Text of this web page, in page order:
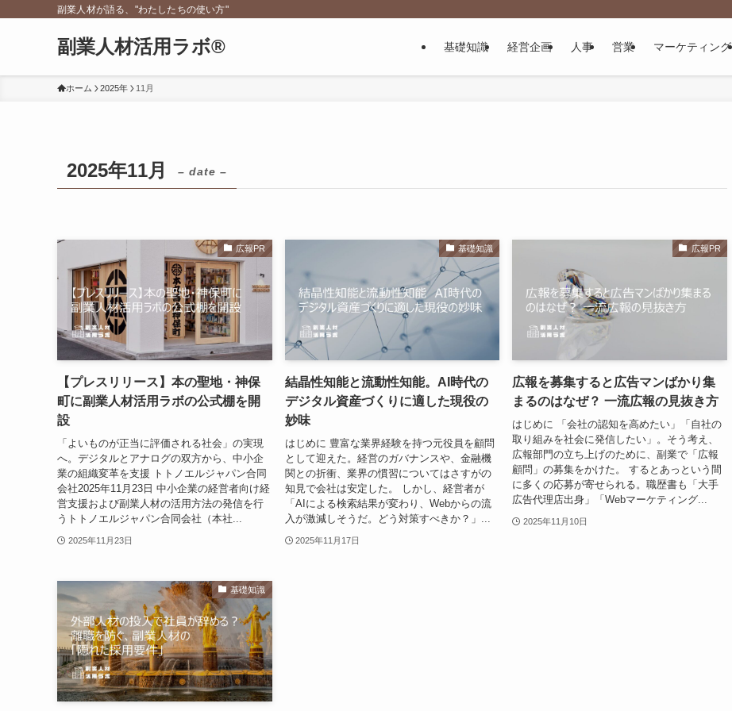
副業人材が語る、"わたしたちの使い方"
副業人材活用ラボ® 基礎知識 経営企画 人事 営業 マーケティング
ホーム 2025年 11月
2025年11月 – date –
広報PR
【プレスリリース】本の聖地・神保
町に副業人材活用ラボの公式棚を開
設
「よいものが正当に評価される社会」の実現
へ。デジタルとアナログの双方から、中小企
業の組織変革を支援 トトノエルジャパン合同
会社2025年11月23日 中小企業の経営者向け経
営支援および副業人材の活用方法の発信を行
うトトノエルジャパン合同会社（本社...
2025年11月23日
基礎知識
結晶性知能と流動性知能。AI時代の
デジタル資産づくりに適した現役の
妙味
はじめに 豊富な業界経験を持つ元役員を顧問
として迎えた。経営のガバナンスや、金融機
関との折衝、業界の慣習についてはさすがの
知見で会社は安定した。 しかし、経営者が
「AIによる検索結果が変わり、Webからの流
入が激減しそうだ。どう対策すべきか？」...
2025年11月17日
広報PR
広報を募集すると広告マンばかり集
まるのはなぜ？ 一流広報の見抜き方
はじめに 「会社の認知を高めたい」「自社の
取り組みを社会に発信したい」。そう考え、
広報部門の立ち上げのために、副業で「広報
顧問」の募集をかけた。 するとあっという間
に多くの応募が寄せられる。職歴書も「大手
広告代理店出身」「Webマーケティング...
2025年11月10日
基礎知識